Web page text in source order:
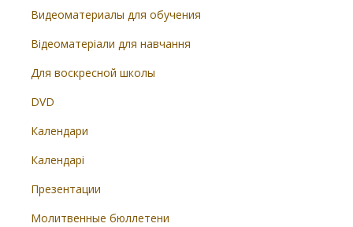
Видеоматериалы для обучения
Відеоматеріали для навчання
Для воскресной школы
DVD
Календари
Календарі
Презентации
Молитвенные бюллетени